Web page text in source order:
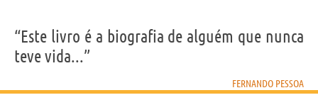
“Este livro é a biografia de alguém que nunca
teve vida...”
FERNANDO PESSOA